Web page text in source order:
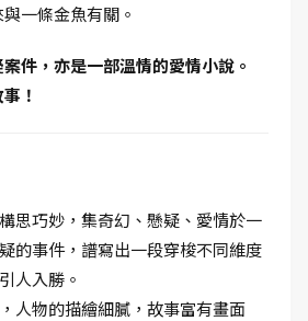
一條金魚有關。
件，亦是一部溫情的愛情小說。
！
思巧妙，集奇幻、懸疑、愛情於一
的事件，譜寫出一段穿梭不同維度
人入勝。
人物的描繪細膩，故事富有畫面